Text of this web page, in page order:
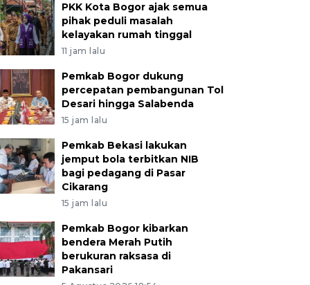
PKK Kota Bogor ajak semua
pihak peduli masalah
kelayakan rumah tinggal
11 jam lalu
Pemkab Bogor dukung
percepatan pembangunan Tol
Desari hingga Salabenda
15 jam lalu
Pemkab Bekasi lakukan
jemput bola terbitkan NIB
bagi pedagang di Pasar
Cikarang
15 jam lalu
Pemkab Bogor kibarkan
bendera Merah Putih
berukuran raksasa di
Pakansari